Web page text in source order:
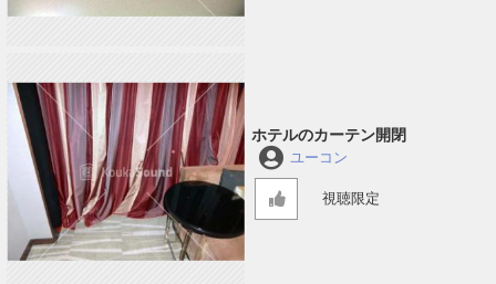
ホテルのカーテン開閉
ユーコン
視聴限定